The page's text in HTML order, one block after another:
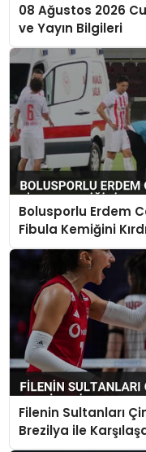
08 Ağustos 2026
ve Yayın Bilgileri
Bolusporlu Erdem
Fibula Kemiğini
Filenin Sultanları
Brezilya ile